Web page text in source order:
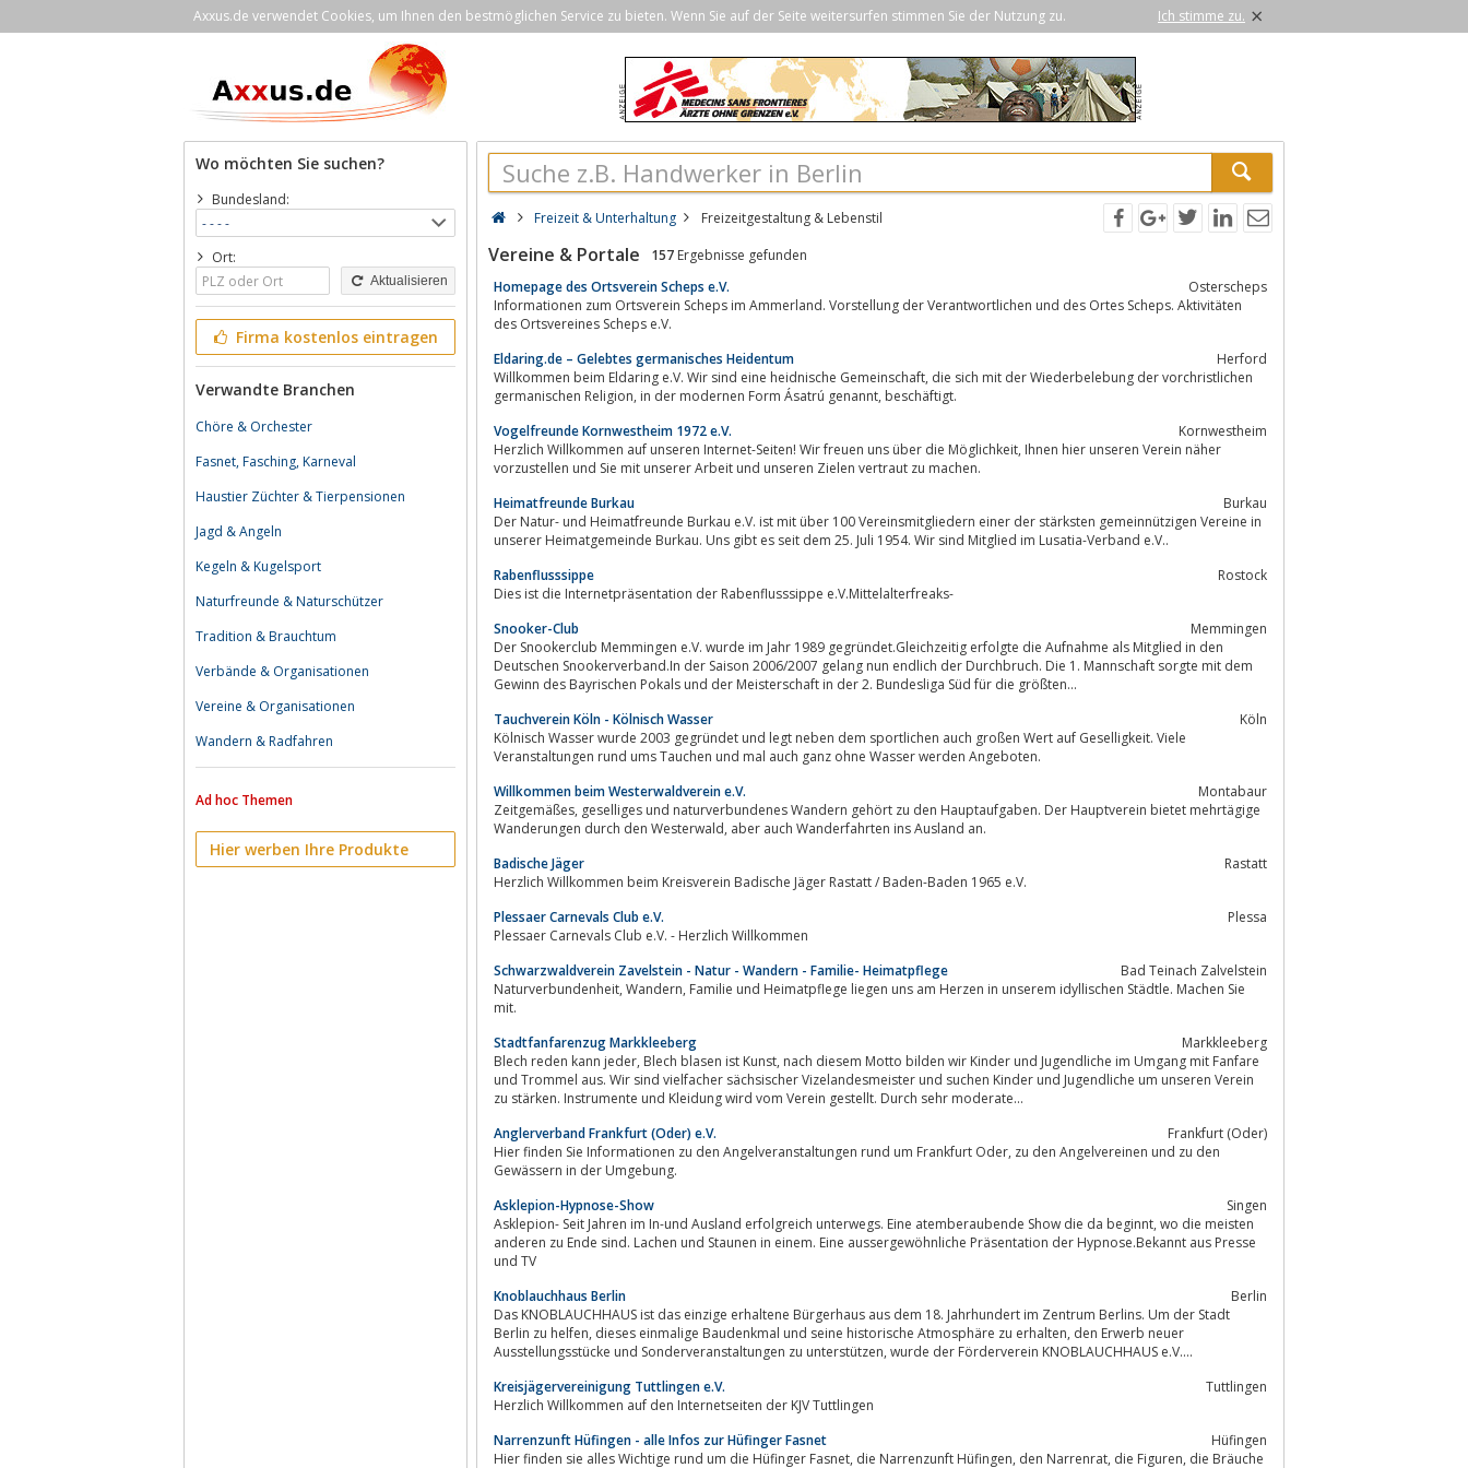
Axxus.de verwendet Cookies, um Ihnen den bestmöglichen Service zu bieten. Wenn Sie auf der Seite weitersurfen stimmen Sie der Nutzung zu. Ich stimme zu. ×
Wo möchten Sie suchen?
Bundesland:
Ort:
Aktualisieren
Firma kostenlos eintragen
Verwandte Branchen
Chöre & Orchester
Fasnet, Fasching, Karneval
Haustier Züchter & Tierpensionen
Jagd & Angeln
Kegeln & Kugelsport
Naturfreunde & Naturschützer
Tradition & Brauchtum
Verbände & Organisationen
Vereine & Organisationen
Wandern & Radfahren
Ad hoc Themen
Hier werben Ihre Produkte
Freizeit & Unterhaltung Freizeitgestaltung & Lebenstil
Vereine & Portale 157 Ergebnisse gefunden
Homepage des Ortsverein Scheps e.V.
Osterscheps
Informationen zum Ortsverein Scheps im Ammerland. Vorstellung der Verantwortlichen und des Ortes Scheps. Aktivitäten
des Ortsvereines Scheps e.V.
Eldaring.de – Gelebtes germanisches Heidentum
Herford
Willkommen beim Eldaring e.V. Wir sind eine heidnische Gemeinschaft, die sich mit der Wiederbelebung der vorchristlichen
germanischen Religion, in der modernen Form Ásatrú genannt, beschäftigt.
Vogelfreunde Kornwestheim 1972 e.V.
Kornwestheim
Herzlich Willkommen auf unseren Internet-Seiten! Wir freuen uns über die Möglichkeit, Ihnen hier unseren Verein näher
vorzustellen und Sie mit unserer Arbeit und unseren Zielen vertraut zu machen.
Heimatfreunde Burkau
Burkau
Der Natur- und Heimatfreunde Burkau e.V. ist mit über 100 Vereinsmitgliedern einer der stärksten gemeinnützigen Vereine in
unserer Heimatgemeinde Burkau. Uns gibt es seit dem 25. Juli 1954. Wir sind Mitglied im Lusatia-Verband e.V..
Rabenflusssippe
Rostock
Dies ist die Internetpräsentation der Rabenflusssippe e.V.Mittelalterfreaks-
Snooker-Club
Memmingen
Der Snookerclub Memmingen e.V. wurde im Jahr 1989 gegründet.Gleichzeitig erfolgte die Aufnahme als Mitglied in den
Deutschen Snookerverband.In der Saison 2006/2007 gelang nun endlich der Durchbruch. Die 1. Mannschaft sorgte mit dem
Gewinn des Bayrischen Pokals und der Meisterschaft in der 2. Bundesliga Süd für die größten...
Tauchverein Köln - Kölnisch Wasser
Köln
Kölnisch Wasser wurde 2003 gegründet und legt neben dem sportlichen auch großen Wert auf Geselligkeit. Viele
Veranstaltungen rund ums Tauchen und mal auch ganz ohne Wasser werden Angeboten.
Willkommen beim Westerwaldverein e.V.
Montabaur
Zeitgemäßes, geselliges und naturverbundenes Wandern gehört zu den Hauptaufgaben. Der Hauptverein bietet mehrtägige
Wanderungen durch den Westerwald, aber auch Wanderfahrten ins Ausland an.
Badische Jäger
Rastatt
Herzlich Willkommen beim Kreisverein Badische Jäger Rastatt / Baden-Baden 1965 e.V.
Plessaer Carnevals Club e.V.
Plessa
Plessaer Carnevals Club e.V. - Herzlich Willkommen
Schwarzwaldverein Zavelstein - Natur - Wandern - Familie- Heimatpflege
Bad Teinach Zalvelstein
Naturverbundenheit, Wandern, Familie und Heimatpflege liegen uns am Herzen in unserem idyllischen Städtle. Machen Sie
mit.
Stadtfanfarenzug Markkleeberg
Markkleeberg
Blech reden kann jeder, Blech blasen ist Kunst, nach diesem Motto bilden wir Kinder und Jugendliche im Umgang mit Fanfare
und Trommel aus. Wir sind vielfacher sächsischer Vizelandesmeister und suchen Kinder und Jugendliche um unseren Verein
zu stärken. Instrumente und Kleidung wird vom Verein gestellt. Durch sehr moderate...
Anglerverband Frankfurt (Oder) e.V.
Frankfurt (Oder)
Hier finden Sie Informationen zu den Angelveranstaltungen rund um Frankfurt Oder, zu den Angelvereinen und zu den
Gewässern in der Umgebung.
Asklepion-Hypnose-Show
Singen
Asklepion- Seit Jahren im In-und Ausland erfolgreich unterwegs. Eine atemberaubende Show die da beginnt, wo die meisten
anderen zu Ende sind. Lachen und Staunen in einem. Eine aussergewöhnliche Präsentation der Hypnose.Bekannt aus Presse
und TV
Knoblauchhaus Berlin
Berlin
Das KNOBLAUCHHAUS ist das einzige erhaltene Bürgerhaus aus dem 18. Jahrhundert im Zentrum Berlins. Um der Stadt
Berlin zu helfen, dieses einmalige Baudenkmal und seine historische Atmosphäre zu erhalten, den Erwerb neuer
Ausstellungsstücke und Sonderveranstaltungen zu unterstützen, wurde der Förderverein KNOBLAUCHHAUS e.V....
Kreisjägervereinigung Tuttlingen e.V.
Tuttlingen
Herzlich Willkommen auf den Internetseiten der KJV Tuttlingen
Narrenzunft Hüfingen - alle Infos zur Hüfinger Fasnet
Hüfingen
Hier finden sie alles Wichtige rund um die Hüfinger Fasnet, die Narrenzunft Hüfingen, den Narrenrat, die Figuren, die Bräuche